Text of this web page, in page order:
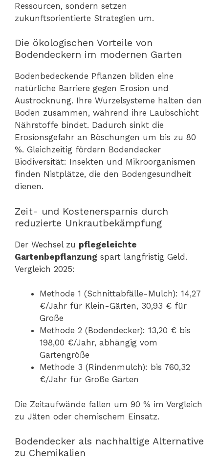
Ressourcen, sondern setzen
zukunftsorientierte Strategien um.
Die ökologischen Vorteile von
Bodendeckern im modernen Garten
Bodenbedeckende Pflanzen bilden eine
natürliche Barriere gegen Erosion und
Austrocknung. Ihre Wurzelsysteme halten den
Boden zusammen, während ihre Laubschicht
Nährstoffe bindet. Dadurch sinkt die
Erosionsgefahr an Böschungen um bis zu 80
%. Gleichzeitig fördern Bodendecker
Biodiversität: Insekten und Mikroorganismen
finden Nistplätze, die den Bodengesundheit
dienen.
Zeit- und Kostenersparnis durch
reduzierte Unkrautbekämpfung
Der Wechsel zu pflegeleichte
Gartenbepflanzung spart langfristig Geld.
Vergleich 2025:
Methode 1 (Schnittabfälle-Mulch): 14,27
€/Jahr für Klein-Gärten, 30,93 € für
Große
Methode 2 (Bodendecker): 13,20 € bis
198,00 €/Jahr, abhängig vom
Gartengröße
Methode 3 (Rindenmulch): bis 760,32
€/Jahr für Große Gärten
Die Zeitaufwände fallen um 90 % im Vergleich
zu Jäten oder chemischem Einsatz.
Bodendecker als nachhaltige Alternative
zu Chemikalien